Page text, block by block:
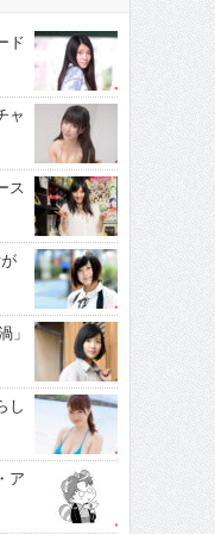
ド
ャ
ス
」
し
ア